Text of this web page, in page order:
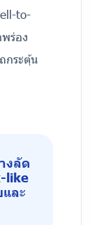
to-
ร่อง
กระตุ้น
งลัด
like
ละ